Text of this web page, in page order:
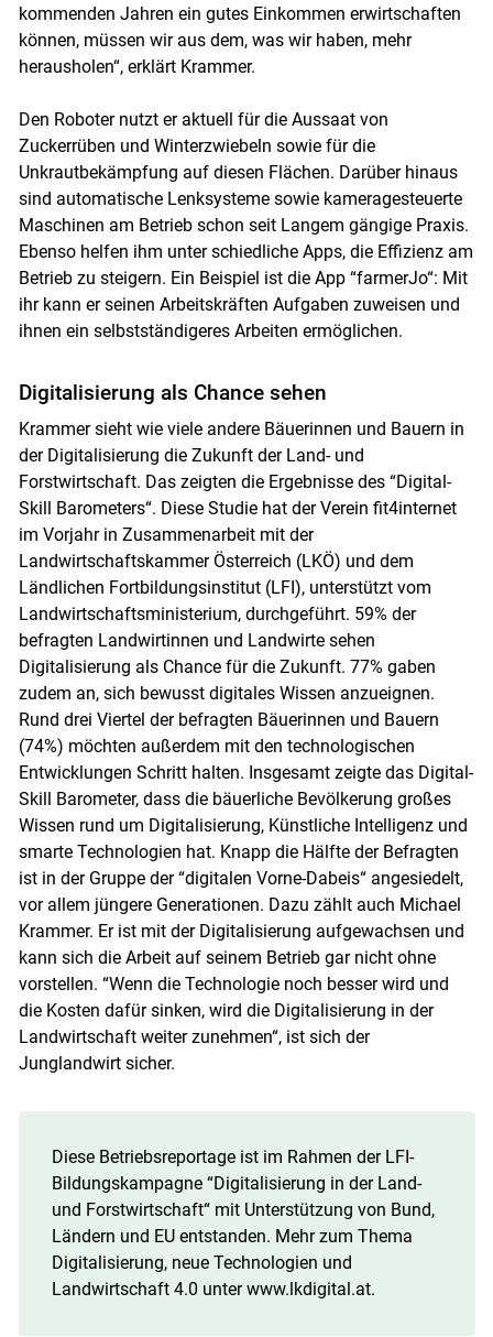
kommenden Jahren ein gutes Einkommen erwirtschaften
können, müssen wir aus dem, was wir haben, mehr
herausholen“, erklärt Krammer.
Den Roboter nutzt er aktuell für die Aussaat von
Zuckerrüben und Winterzwiebeln sowie für die
Unkrautbekämpfung auf diesen Flächen. Darüber hinaus
sind automatische Lenksysteme sowie kameragesteuerte
Maschinen am Betrieb schon seit Langem gängige Praxis.
Ebenso helfen ihm unter schiedliche Apps, die Effizienz am
Betrieb zu steigern. Ein Beispiel ist die App “farmerJo“: Mit
ihr kann er seinen Arbeitskräften Aufgaben zuweisen und
ihnen ein selbstständigeres Arbeiten ermöglichen.
Digitalisierung als Chance sehen
Krammer sieht wie viele andere Bäuerinnen und Bauern in
der Digitalisierung die Zukunft der Land- und
Forstwirtschaft. Das zeigten die Ergebnisse des “Digital-
Skill Barometers“. Diese Studie hat der Verein fit4internet
im Vorjahr in Zusammenarbeit mit der
Landwirtschaftskammer Österreich (LKÖ) und dem
Ländlichen Fortbildungsinstitut (LFI), unterstützt vom
Landwirtschaftsministerium, durchgeführt. 59% der
befragten Landwirtinnen und Landwirte sehen
Digitalisierung als Chance für die Zukunft. 77% gaben
zudem an, sich bewusst digitales Wissen anzueignen.
Rund drei Viertel der befragten Bäuerinnen und Bauern
(74%) möchten außerdem mit den technologischen
Entwicklungen Schritt halten. Insgesamt zeigte das Digital-
Skill Barometer, dass die bäuerliche Bevölkerung großes
Wissen rund um Digitalisierung, Künstliche Intelligenz und
smarte Technologien hat. Knapp die Hälfte der Befragten
ist in der Gruppe der “digitalen Vorne-Dabeis“ angesiedelt,
vor allem jüngere Generationen. Dazu zählt auch Michael
Krammer. Er ist mit der Digitalisierung aufgewachsen und
kann sich die Arbeit auf seinem Betrieb gar nicht ohne
vorstellen. “Wenn die Technologie noch besser wird und
die Kosten dafür sinken, wird die Digitalisierung in der
Landwirtschaft weiter zunehmen“, ist sich der
Junglandwirt sicher.
Diese Betriebsreportage ist im Rahmen der LFI-
Bildungskampagne “Digitalisierung in der Land-
und Forstwirtschaft“ mit Unterstützung von Bund,
Ländern und EU entstanden. Mehr zum Thema
Digitalisierung, neue Technologien und
Landwirtschaft 4.0 unter www.lkdigital.at.